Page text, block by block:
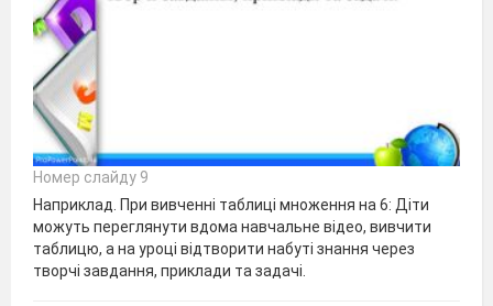
Номер слайду 9
Наприклад. При вивченні таблиці множення на 6: Діти
можуть переглянути вдома навчальне відео, вивчити
таблицю, а на уроці відтворити набуті знання через
творчі завдання, приклади та задачі.